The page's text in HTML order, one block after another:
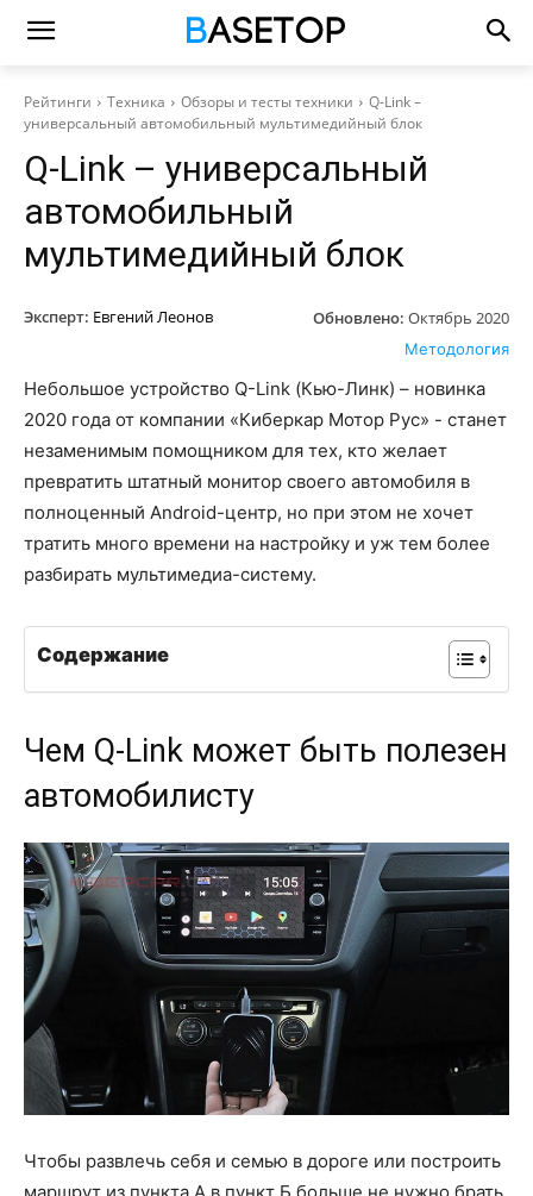
Рейтинги Техника Обзоры и тесты техники
Q-Link –
универсальный автомобильный мультимедийный блок
Q-Link – универсальный
автомобильный
мультимедийный блок
Эксперт: Евгений Леонов Обновлено: Октябрь 2020
Методология
Небольшое устройство Q-Link (Кью-Линк) – новинка
2020 года от компании «Киберкар Мотор Рус» - станет
незаменимым помощником для тех, кто желает
превратить штатный монитор своего автомобиля в
полноценный Android-центр, но при этом не хочет
тратить много времени на настройку и уж тем более
разбирать мультимедиа-систему.
Содержание
Чем Q-Link может быть полезен
автомобилисту
Чтобы развлечь себя и семью в дороге или построить